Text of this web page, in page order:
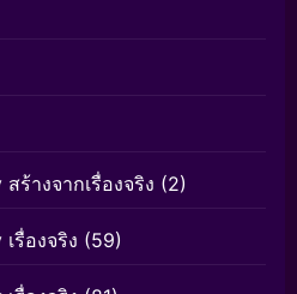
ร้างจากเรื่องจริง (2)
รื่องจริง (59)